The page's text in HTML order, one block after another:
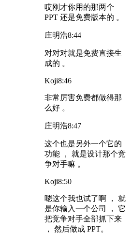
哎刚才你用的那两个
PPT 还是免费版本的 。
庄明浩8:44
对对对就是免费直接生
成的 。
Koji8:46
非常厉害免费都做得那
么好 。
庄明浩8:47
这个也是另外一个它的
功能 ， 就是设计那个竞
争对手嘛 。
Koji8:50
嗯这个我也试了啊 ， 就
是你输入一个公司 ， 它
把竞争对手全部抓下来
， 然后做成 PPT。